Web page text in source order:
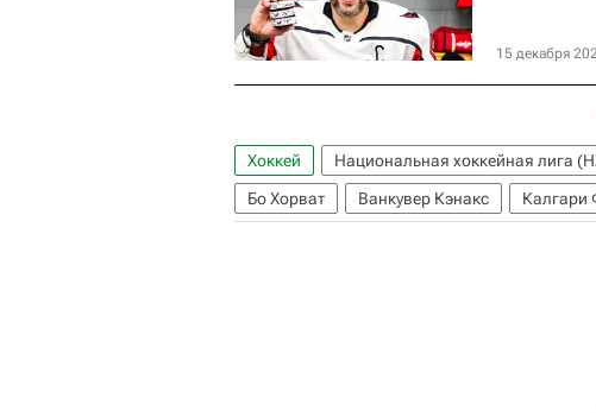
15 декабря
Хоккей Национальная хоккейная лига
Бо Хорват
Ванкувер Кэнакс Калгари